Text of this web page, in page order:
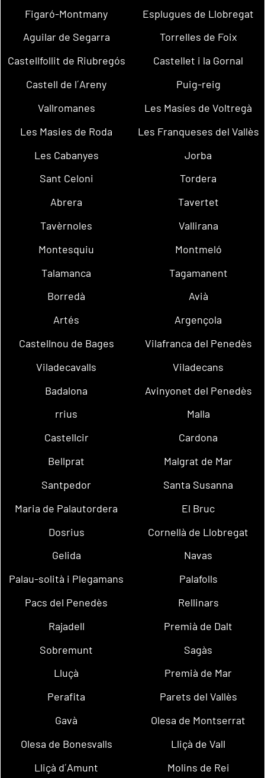
Figaró-Montmany
Esplugues de Llobregat
Aguilar de Segarra
Torrelles de Foix
Castellfollit de Riubregós
Castellet i la Gornal
Castell de l´Areny
Puig-reig
Vallromanes
Les Masíes de Voltregà
Les Masies de Roda
Les Franqueses del Vallès
Les Cabanyes
Jorba
Sant Celoni
Tordera
Abrera
Tavertet
Tavèrnoles
Vallirana
Montesquiu
Montmeló
Talamanca
Tagamanent
Borredà
Avià
Artés
Argençola
Castellnou de Bages
Vilafranca del Penedès
Viladecavalls
Viladecans
Badalona
Avinyonet del Penedès
rrius
Malla
Castellcir
Cardona
Bellprat
Malgrat de Mar
Santpedor
Santa Susanna
Maria de Palautordera
El Bruc
Dosrius
Cornellà de Llobregat
Gelida
Navas
Palau-solità i Plegamans
Palafolls
Pacs del Penedès
Rellinars
Rajadell
Premià de Dalt
Sobremunt
Sagàs
Lluçà
Premià de Mar
Perafita
Parets del Vallès
Gavà
Olesa de Montserrat
Olesa de Bonesvalls
Lliçà de Vall
Lliçà d´Amunt
Molins de Rei